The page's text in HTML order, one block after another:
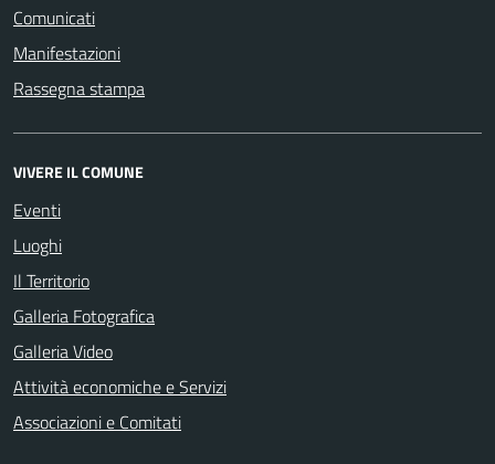
Comunicati
Manifestazioni
Rassegna stampa
VIVERE IL COMUNE
Eventi
Luoghi
Il Territorio
Galleria Fotografica
Galleria Video
Attività economiche e Servizi
Associazioni e Comitati